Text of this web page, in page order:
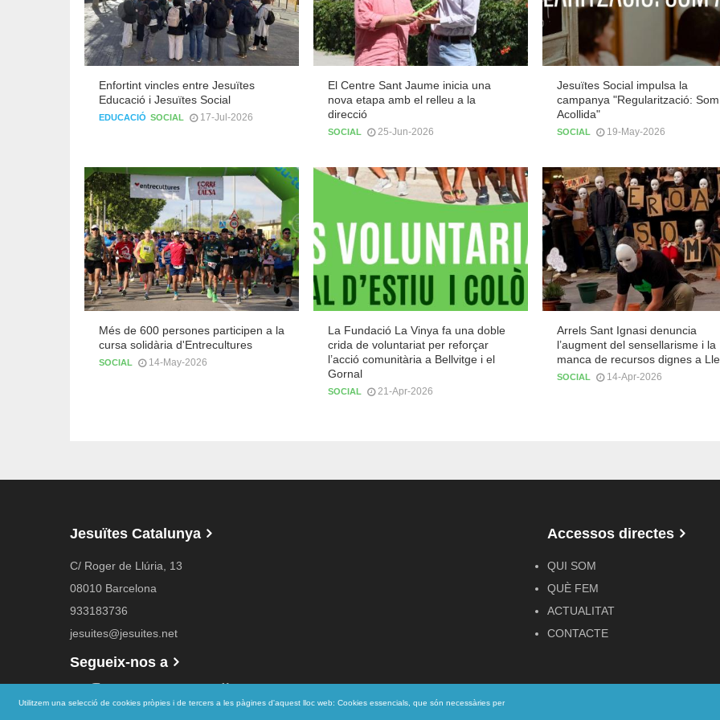
Enfortint vincles entre Jesuïtes
Educació i Jesuïtes Social
EDUCACIÓ SOCIAL 17-Jul-2026
El Centre Sant Jaume inicia una
nova etapa amb el relleu a la
direcció
SOCIAL 25-Jun-2026
Jesuïtes Social impulsa la
campanya "Regularització: Som
Acollida"
SOCIAL 19-May-2026
Més de 600 persones participen a la
cursa solidària d'Entrecultures
SOCIAL 14-May-2026
La Fundació La Vinya fa una doble
crida de voluntariat per reforçar
l’acció comunitària a Bellvitge i el
Gornal
SOCIAL 21-Apr-2026
Arrels Sant Ignasi denuncia
l’augment del sensellarisme i la
manca de recursos dignes a
SOCIAL 14-Apr-2026
Jesuïtes Catalunya
C/ Roger de Llúria, 13
08010 Barcelona
933183736
jesuites@jesuites.net
Segueix-nos a
Accessos directes
QUI SOM
QUÈ FEM
ACTUALITAT
CONTACTE
Utilitzem una selecció de cookies pròpies i de tercers a les pàgines d'aquest lloc web: Cookies essencials, que són necessàries per